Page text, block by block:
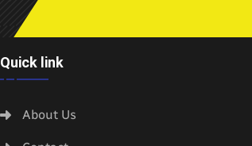
Quick link
About Us